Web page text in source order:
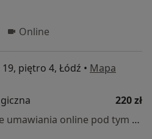
Online
piętro 4, Łódź • Mapa
220 zł
Specjalista nie oferuje umawiania online pod tym adresem.